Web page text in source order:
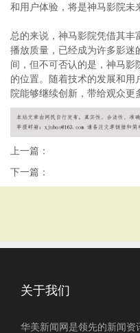
和用户体验，将是神马影院未
总的来说，神马影院凭借其丰
播放质量，已经成为许多影迷
间，但不可否认的是，神马
的位置。随着技术的发展和
院能够继续创新，带给观众更
上一篇：
下一篇：
关于我们
华美新闻网是领先的新闻资